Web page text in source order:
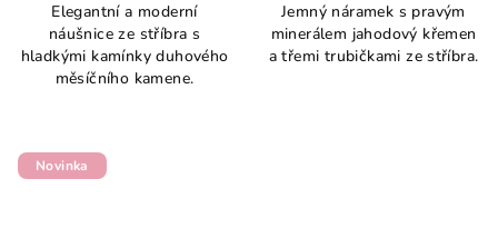
Elegantní a moderní
náušnice ze stříbra s
hladkými kamínky duhového
měsíčního kamene.
Jemný náramek s pravým
minerálem jahodový křemen
a třemi trubičkami ze stříbra.
Novinka